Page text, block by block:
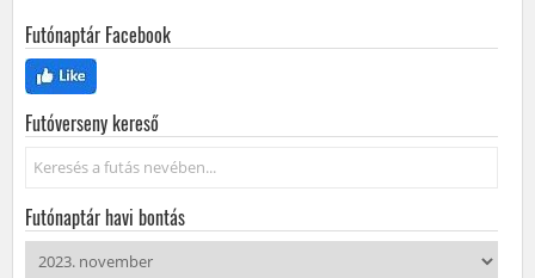
Futónaptár Facebook
Futóverseny kereső
Keresés...
Futónaptár havi bontás